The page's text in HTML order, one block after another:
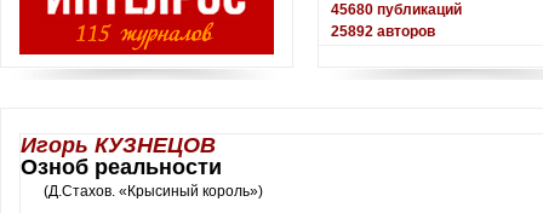
45680 публикаций
25892 авторов
Игорь КУЗНЕЦОВ
Озноб реальности
(Д.Стахов. «Крысиный король»)